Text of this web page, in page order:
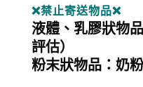
❌禁止寄送物品❌
液體、乳膠狀物
評估）
粉末狀物品：奶粉